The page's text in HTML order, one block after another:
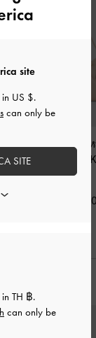
-สี
กระเป๋าสะพาย
ช่องด้านข้างรุ่น
โอ๊ต
฿3,390.00
TH ฿.
can only be
site
US $.
can only be
SITE